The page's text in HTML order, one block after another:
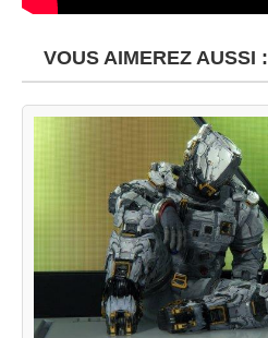
VOUS AIMEREZ AUSSI :